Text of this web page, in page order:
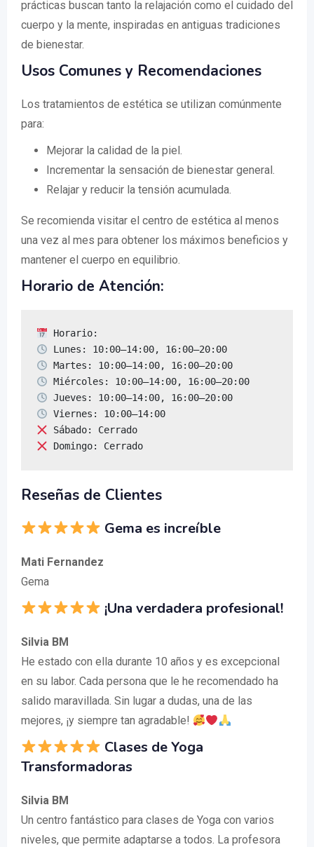
prácticas buscan tanto la relajación como el cuidado del
cuerpo y la mente, inspiradas en antiguas tradiciones
de bienestar.
Usos Comunes y Recomendaciones
Los tratamientos de estética se utilizan comúnmente
para:
Mejorar la calidad de la piel.
Incrementar la sensación de bienestar general.
Relajar y reducir la tensión acumulada.
Se recomienda visitar el centro de estética al menos
una vez al mes para obtener los máximos beneficios y
mantener el cuerpo en equilibrio.
Horario de Atención:
Domingo: Cerrado
Reseñas de Clientes
Gema es increíble
Mati Fernandez
Gema
¡Una verdadera profesional!
Silvia BM
He estado con ella durante 10 años y es excepcional
en su labor. Cada persona que le he recomendado ha
salido maravillada. Sin lugar a dudas, una de las
mejores, ¡y siempre tan agradable!
Clases de Yoga
Transformadoras
Silvia BM
Un centro fantástico para clases de Yoga con varios
niveles, que permite adaptarse a todos. La profesora